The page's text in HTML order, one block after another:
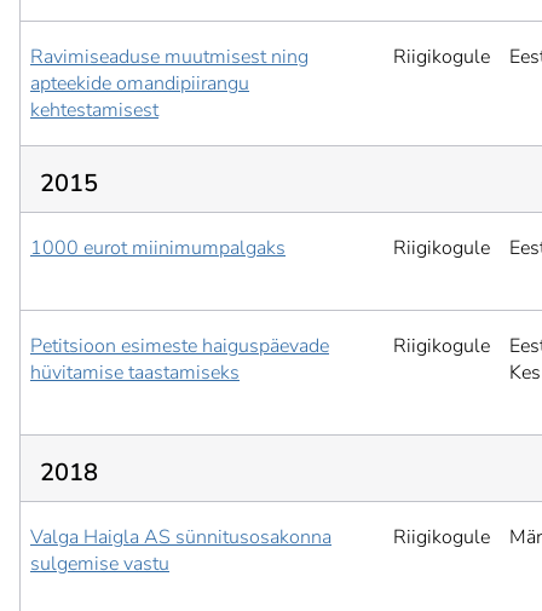
Ravimiseaduse muutmisest ning
apteekide omandipiirangu
kehtestamisest
Riigikogule
2015
1000 eurot miinimumpalgaks Riigikogule
Petitsioon esimeste haiguspäevade
hüvitamise taastamiseks
Riigikogule
2018
Valga Haigla AS sünnitusosakonna
sulgemise vastu
Riigikogule